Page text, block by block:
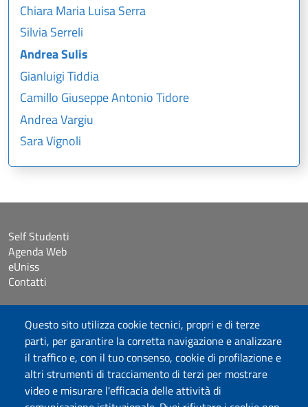
Questo sito utilizza cookie tecnici, propri e di terze
parti, per garantire la corretta navigazione e analizzare
il traffico e, con il tuo consenso, cookie di profilazione e
altri strumenti di tracciamento di terzi per mostrare
video e misurare l'efficacia delle attività di
Chiara Maria Luisa Serra
Silvia Serreli
Andrea Sulis
Gianluigi Tiddia
Camillo Giuseppe Antonio Tidore
Andrea Vargiu
Sara Vignoli
Self Studenti
Agenda Web
eUniss
Contatti
Accessibilità
Dichiarazione di accessibilità
Cookie settings
Mappa del sito
Protocollo